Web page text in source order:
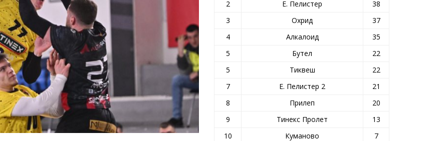
2 Е. Пелистер
38
3
Охрид
37
4
Алкалоид
35
5
Бутел
22
5
Тиквеш
22
7
Е. Пелистер 2
21
8
Прилеп
20
9
Тинекс Пролет
13
10
Куманово
7